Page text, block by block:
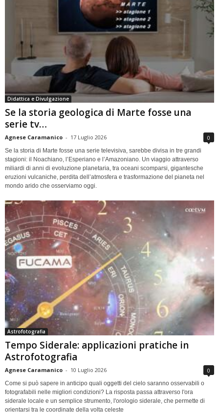
Didattica e Divulgazione
Se la storia geologica di Marte fosse una
serie tv…
Agnese Caramanico - 17 Luglio 2026 0
Se la storia di Marte fosse una serie televisiva, sarebbe divisa in tre grandi
stagioni: il Noachiano, l’Esperiano e l’Amazoniano. Un viaggio attraverso
miliardi di anni di evoluzione planetaria, tra oceani scomparsi, gigantesche
eruzioni vulcaniche, perdita dell’atmosfera e trasformazione del pianeta nel
mondo arido che osserviamo oggi.
Astrofotografia
Tempo Siderale: applicazioni pratiche in
Astrofotografia
Agnese Caramanico - 10 Luglio 2026 0
Come si può sapere in anticipo quali oggetti del cielo saranno osservabili o
fotografabili nelle migliori condizioni? La risposta passa attraverso l'ora
siderale locale e un semplice strumento, l'orologio siderale, che permette di
orientarsi tra le coordinate della volta celeste